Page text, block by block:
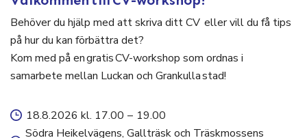
Behöver du hjälp med att skriva ditt CV eller vill du få tips
på hur du kan förbättra det?
Kom med på en gratis CV-workshop som ordnas i
samarbete mellan Luckan och Grankulla stad!
18.8.2026 kl. 17.00 – 19.00
Södra Heikelvägens, Gallträsk och Träskmossens